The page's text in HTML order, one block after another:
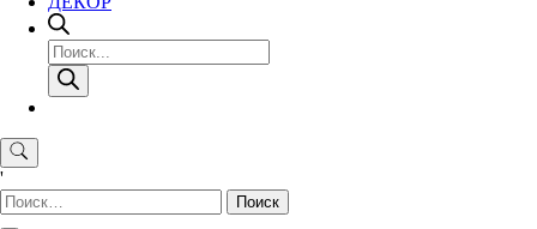
Поиск
товаров
'
Найти: